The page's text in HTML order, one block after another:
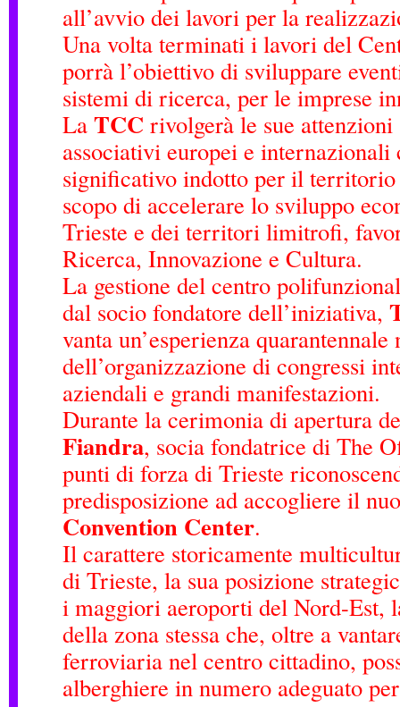
all’avvio dei lavori per la
Una volta terminati i lavori del
porrà l’obiettivo di sviluppare
sistemi di ricerca, per le imprese
La TCC rivolgerà le sue attenzioni
associativi europei e internazionali
significativo indotto per il territorio
scopo di accelerare lo sviluppo
Trieste e dei territori limitrofi,
Ricerca, Innovazione e Cultura.
La gestione del centro
dal socio fondatore dell’iniziativa,
vanta un’esperienza quarantennale
dell’organizzazione di congressi
aziendali e grandi manifestazioni.
Durante la cerimonia di apertura
Fiandra, socia fondatrice di The
punti di forza di Trieste
predisposizione ad accogliere il
Convention Center.
Il carattere storicamente
di Trieste, la sua posizione
i maggiori aeroporti del Nord-Est,
della zona stessa che, oltre a
ferroviaria nel centro cittadino,
alberghiere in numero adeguato